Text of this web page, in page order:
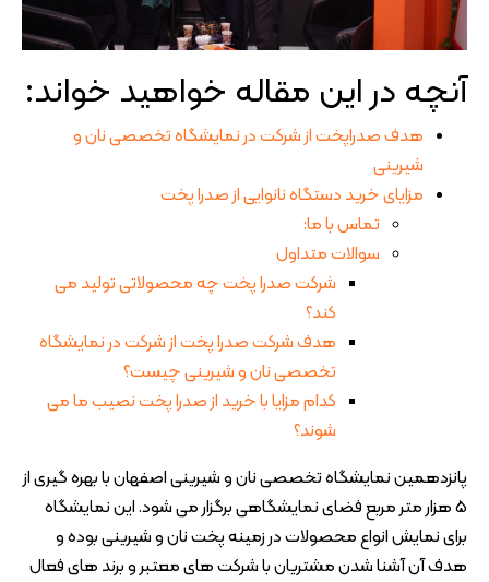
آنچه در این مقاله خواهید خواند:
هدف صدراپخت از شرکت در نمایشگاه تخصصی نان و
شیرینی
مزایای خرید دستگاه نانوایی از صدرا پخت
تماس با ما:
سوالات متداول
شرکت صدرا پخت چه محصولاتی تولید می
کند؟
هدف شرکت صدرا پخت از شرکت در نمایشگاه
تخصصی نان و شیرینی چیست؟
کدام مزایا با خرید از صدرا پخت نصیب ما می
شوند؟
پانزدهمین نمایشگاه تخصصی نان و شیرینی اصفهان با بهره گیری از
5 هزار متر مربع فضای نمایشگاهی برگزار می شود. این نمایشگاه
برای نمایش انواع محصولات در زمینه پخت نان و شیرینی بوده و
هدف آن آشنا شدن مشتریان با شرکت های معتبر و برند های فعال